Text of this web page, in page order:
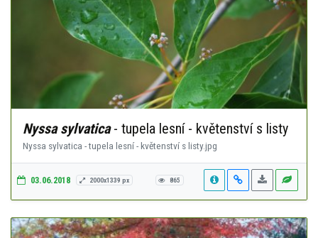
Nyssa sylvatica- tupela lesní - květenství s listy
Nyssa sylvatica - tupela lesní - květenství s listy.jpg
03.06.2018 2000x1339 px 865